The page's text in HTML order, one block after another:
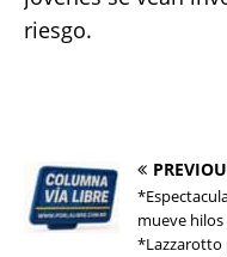
riesgo.
mueve
*Lazzarotto